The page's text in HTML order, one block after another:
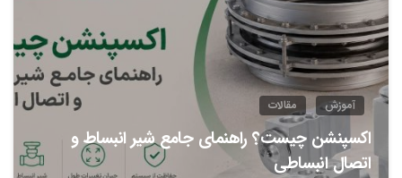
آموزش مقالات
اکسپنشن چیست؟ راهنمای جامع شیر انبساط و
اتصال انبساطی